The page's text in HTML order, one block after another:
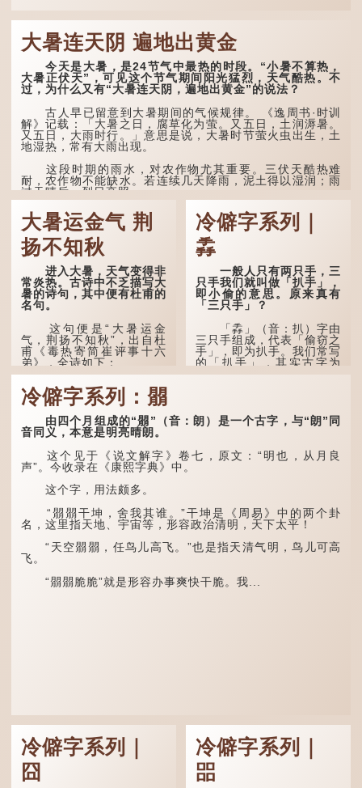
大暑连天阴 遍地出黄金
今天是大暑，是24节气中最热的时段。“小暑不算热，
大暑正伏天”，可见这个节气期间阳光猛烈，天气酷热。不
过，为什么又有“大暑连天阴，遍地出黄金”的说法？
古人早已留意到大暑期间的气候规律。 《逸周书·时训
解》记载：「大暑之日，腐草化为萤。又五日，土润溽暑。
又五日，大雨时行。」意思是说，大暑时节萤火虫出生，土
地湿热，常有大雨出现。
这段时期的雨水，对农作物尤其重要。三伏天酷热难
耐，农作物不能缺水。若连续几天降雨，泥土得以湿润；雨
过天晴后，烈日高照...
大暑运金气 荆
扬不知秋
进入大暑，天气变得非
常炎热。古诗中不乏描写大
暑的诗句，其中便有杜甫的
名句。
这句便是“大暑运金
气，荆扬不知秋”，出自杜
甫《毒热寄简崔评事十六
弟》，全诗如下：
大暑运金气，荆扬不知
秋。
林下有塌翼，水中无行
舟。
五行当中“金”对应秋
季，代表凉爽肃杀之
气。“运”是“运行”，描写大
暑的酷热阻碍了金气的流
“荆扬”指荆州（湖北）
和扬州（江苏），泛指长江
中下游地区，“...
冷僻字系列｜
掱
一般人只有两只手，三
只手我们就叫做「扒手」，
即小偷的意思。原来真有
「三只手」？
「掱」（音：扒）字由
三只手组成，代表「偷窃之
手」，即为扒手。我们常写
的「扒手」，其实古字为
「掱手」。
人呼翦绺贼曰掱手，犹言扒
手也，亦曰瘪三码子。」
其中「翦绺」即剪断他
人衣带以窃取钱物，是小偷
冷僻字系列：朤
由四个月组成的“朤”（音：朗）是一个古字，与“朗”同
音同义，本意是明亮晴朗。
这个见于《说文解字》卷七，原文：“明也，从月良
声”。今收录在《康熙字典》中。
这个字，用法颇多。
“朤朤干坤，舍我其谁。”干坤是《周易》中的两个卦
名，这里指天地、宇宙等，形容政治清明，天下太平！
“天空朤朤，任鸟儿高飞。”也是指天清气明，鸟儿可高
飞。
“朤朤脆脆”就是形容办事爽快干脆。我...
冷僻字系列｜
囧
冷僻字系列｜
㗊